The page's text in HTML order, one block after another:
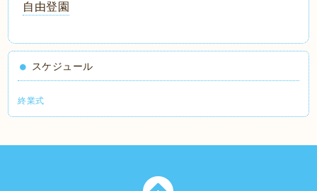
自由登園
スケジュール
終業式